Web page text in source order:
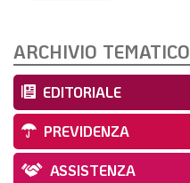
ARCHIVIO TEMATICO
EDITORIALE
PREVIDENZA
ASSISTENZA